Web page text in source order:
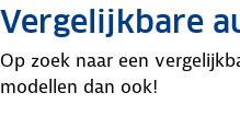
Vergelijkbare
Op zoek naar een
modellen dan ook!